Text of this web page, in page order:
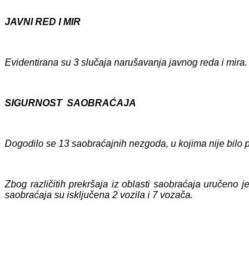
JAVNI RED I MIR
Evidentirana su 3 slučaja narušavanja javnog reda i mira.
SIGURNOST SAOBRAĆAJA
Dogodilo se 13 saobraćajnih nezgoda, u kojima nije bilo
Zbog različitih prekršaja iz oblasti saobraćaja uručeno
saobraćaja su isključena 2 vozila i 7 vozača.